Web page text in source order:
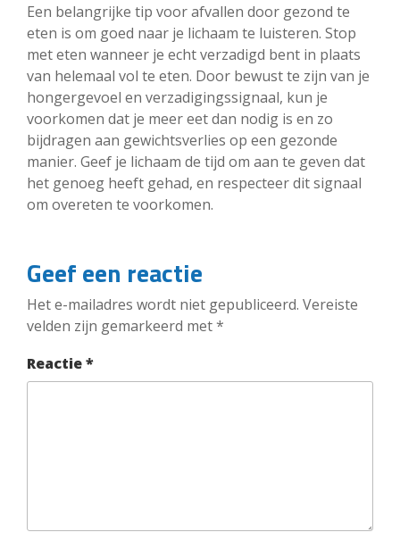
Een belangrijke tip voor afvallen door gezond te
eten is om goed naar je lichaam te luisteren. Stop
met eten wanneer je echt verzadigd bent in plaats
van helemaal vol te eten. Door bewust te zijn van je
hongergevoel en verzadigingssignaal, kun je
voorkomen dat je meer eet dan nodig is en zo
bijdragen aan gewichtsverlies op een gezonde
manier. Geef je lichaam de tijd om aan te geven dat
het genoeg heeft gehad, en respecteer dit signaal
om overeten te voorkomen.
Geef een reactie
Het e-mailadres wordt niet gepubliceerd. Vereiste
velden zijn gemarkeerd met*
Reactie*